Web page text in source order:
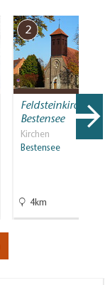
2
Feldsteinkirche
Bestensee
Kirchen
Bestensee
4km